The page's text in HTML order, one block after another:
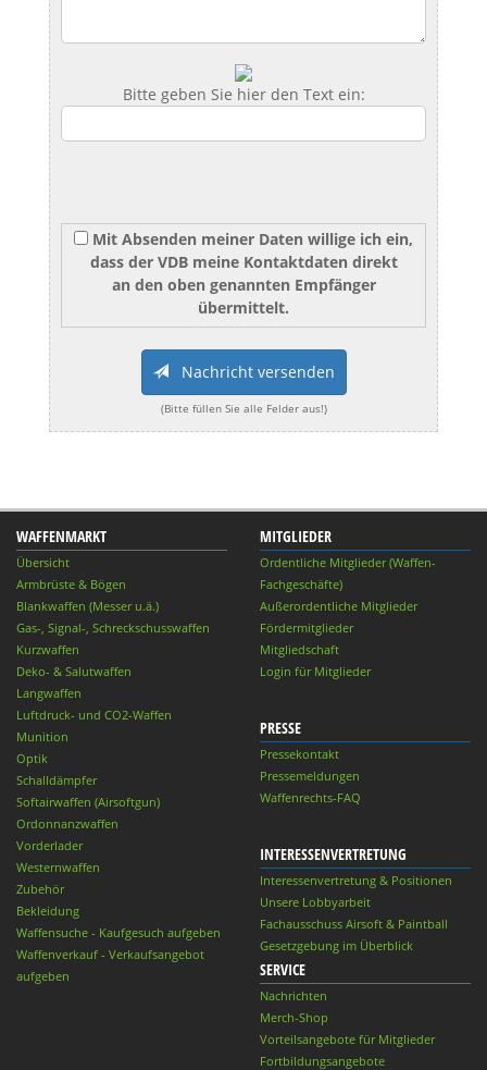
Bitte geben Sie hier den Text ein:
Mit Absenden meiner Daten willige ich ein,
dass der VDB meine Kontaktdaten direkt
an den oben genannten Empfänger
übermittelt.
Nachricht versenden
(Bitte füllen Sie alle Felder aus!)
WAFFENMARKT
Übersicht
Armbrüste & Bögen
Blankwaffen (Messer u.ä.)
Gas-, Signal-, Schreckschusswaffen
Kurzwaffen
Deko- & Salutwaffen
Langwaffen
Luftdruck- und CO2-Waffen
Munition
Optik
Schalldämpfer
Softairwaffen (Airsoftgun)
Ordonnanzwaffen
Vorderlader
Westernwaffen
Zubehör
Bekleidung
Waffensuche - Kaufgesuch aufgeben
Waffenverkauf - Verkaufsangebot
aufgeben
MITGLIEDER
Ordentliche Mitglieder (Waffen-
Fachgeschäfte)
Außerordentliche Mitglieder
Fördermitglieder
Mitgliedschaft
Login für Mitglieder
PRESSE
Pressekontakt
Pressemeldungen
Waffenrechts-FAQ
INTERESSENVERTRETUNG
Interessenvertretung & Positionen
Unsere Lobbyarbeit
Fachausschuss Airsoft & Paintball
Gesetzgebung im Überblick
SERVICE
Nachrichten
Merch-Shop
Vorteilsangebote für Mitglieder
Fortbildungsangebote